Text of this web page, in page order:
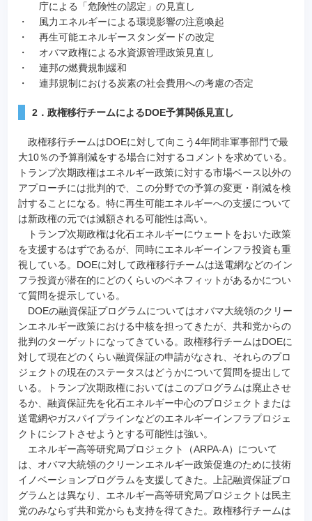
庁による「危険性の認定」の見直し
・
風力エネルギーによる環境影響の注意喚起
・
再生可能エネルギースタンダードの改定
・
オバマ政権による水資源管理政策見直し
・
連邦の燃費規制緩和
・
連邦規制における炭素の社会費用への考慮の否定
2．政権移行チームによるDOE予算関係見直し
政権移行チームはDOEに対して向こう4年間非軍事部門で最
大10％の予算削減をする場合に対するコメントを求めている。
トランプ次期政権はエネルギー政策に対する市場ベース以外の
アプローチには批判的で、この分野での予算の変更・削減を検
討することになる。特に再生可能エネルギーへの支援について
は新政権の元では減額される可能性は高い。
トランプ次期政権は化石エネルギーにウェートをおいた政策
を支援するはずであるが、同時にエネルギーインフラ投資も重
視している。DOEに対して政権移行チームは送電網などのイン
フラ投資が潜在的にどのくらいのベネフィットがあるかについ
て質問を提示している。
DOEの融資保証プログラムについてはオバマ大統領のクリー
ンエネルギー政策における中核を担ってきたが、共和党からの
批判のターゲットになってきている。政権移行チームはDOEに
対して現在どのくらい融資保証の申請がなされ、それらのプロ
ジェクトの現在のステータスはどうかについて質問を提出して
いる。トランプ次期政権においてはこのプログラムは廃止させ
るか、融資保証先を化石エネルギー中心のプロジェクトまたは
送電網やガスパイプラインなどのエネルギーインフラプロジェ
クトにシフトさせようとする可能性は強い。
エネルギー高等研究局プロジェクト（ARPA-A）について
は、オバマ大統領のクリーンエネルギー政策促進のために技術
イノベーションプログラムを支援してきた。上記融資保証プロ
グラムとは異なり、エネルギー高等研究局プロジェクトは民主
党のみならず共和党からも支持を得てきた。政権移行チームは